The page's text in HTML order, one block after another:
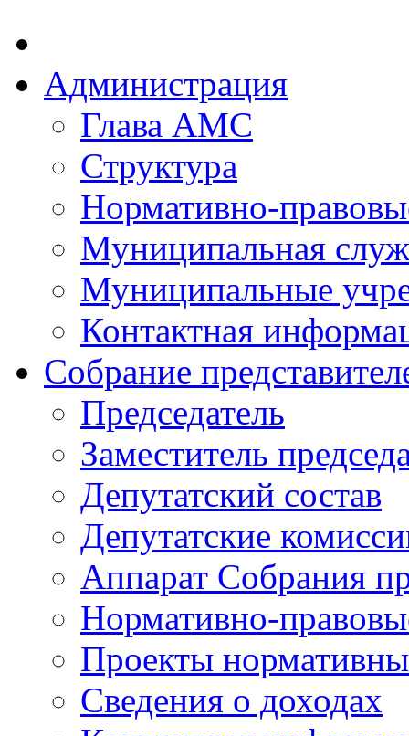
Администрация
Глава АМС
Структура
Нормативно-
Муниципальная
Муниципальные
Контактная
Собрание
Председатель
Заместитель
Депутатский состав
Депутатские
Аппарат Собрания
Нормативно-
Проекты
Сведения о доходах